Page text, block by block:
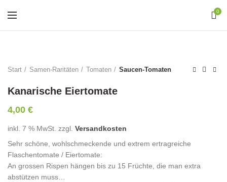
0
Start Samen-Raritäten Tomaten Saucen-Tomaten
Kanarische Eiertomate
4,00 €
inkl. 7 % MwSt. zzgl. Versandkosten
Sehr schöne, wohlschmeckende und extrem ertragreiche
Flaschentomate / Eiertomate:
An grossen Rispen hängen bis zu 15 Früchte, die man extra
abstützen muss…